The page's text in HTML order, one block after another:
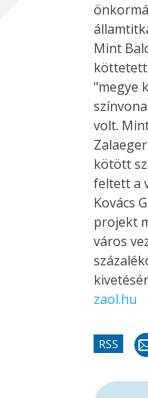
Mint
köttetett
"megye
volt.
kötött
feltett a
Kovács
projekt
város
zaol.hu
RSS